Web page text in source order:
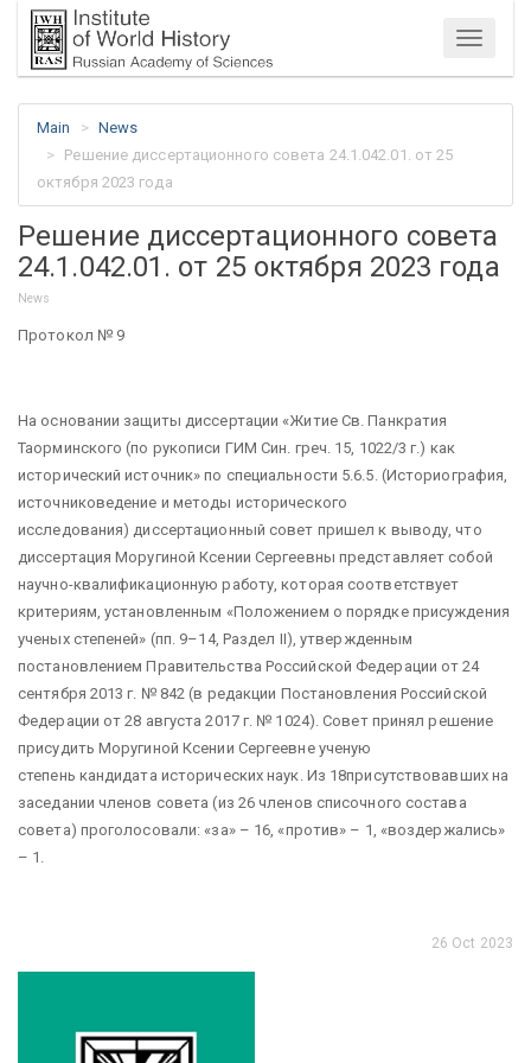
Menu
Main
News
Решение диссертационного совета 24.1.042.01. от 25
октября 2023 года
Решение диссертационного совета
24.1.042.01. от 25 октября 2023 года
News
Протокол № 9
На основании защиты диссертации «Житие Св. Панкратия
Таорминского (по рукописи ГИМ Син. греч. 15, 1022/3 г.) как
исторический источник» по специальности 5.6.5. (Историография,
источниковедение и методы исторического
исследования) диссертационный совет пришел к выводу, что
диссертация Моругиной Ксении Сергеевны представляет собой
научно-квалификационную работу, которая соответствует
критериям, установленным «Положением о порядке присуждения
ученых степеней» (пп. 9–14, Раздел II), утвержденным
постановлением Правительства Российской Федерации от 24
сентября 2013 г. № 842 (в редакции Постановления Российской
Федерации от 28 августа 2017 г. № 1024). Совет принял решение
присудить Моругиной Ксении Сергеевне ученую
степень кандидата исторических наук. Из 18присутствовавших на
заседании членов совета (из 26 членов списочного состава
совета) проголосовали: «за» – 16, «против» – 1, «воздержались»
– 1
26 Oct 2023